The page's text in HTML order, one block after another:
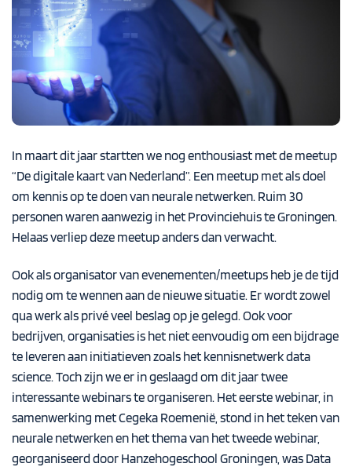
In maart dit jaar startten we nog enthousiast met de meetup
“De digitale kaart van Nederland”. Een meetup met als doel
om kennis op te doen van neurale netwerken. Ruim 30
personen waren aanwezig in het Provinciehuis te Groningen.
Helaas verliep deze meetup anders dan verwacht.
Ook als organisator van evenementen/meetups heb je de tijd
nodig om te wennen aan de nieuwe situatie. Er wordt zowel
qua werk als privé veel beslag op je gelegd. Ook voor
bedrijven, organisaties is het niet eenvoudig om een bijdrage
te leveren aan initiatieven zoals het kennisnetwerk data
science. Toch zijn we er in geslaagd om dit jaar twee
interessante webinars te organiseren. Het eerste webinar, in
samenwerking met Cegeka Roemenië, stond in het teken van
neurale netwerken en het thema van het tweede webinar,
georganiseerd door Hanzehogeschool Groningen, was Data